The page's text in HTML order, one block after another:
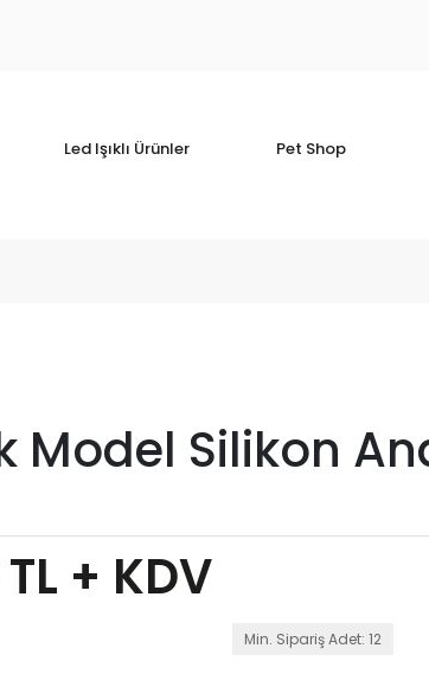
Led Işıklı Ürünler Pet Shop
Model Silikon
TL + KDV
Min. Sipariş Adet: 12